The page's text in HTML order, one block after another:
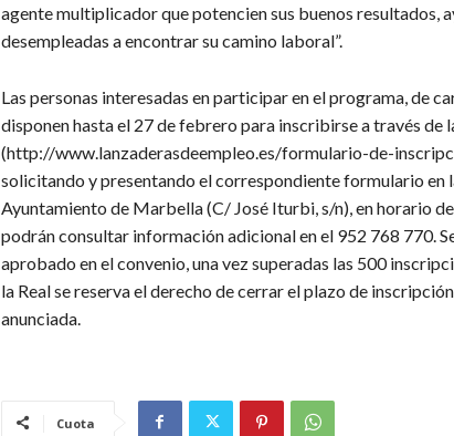
agente multiplicador que potencien sus buenos resultados,
desempleadas a encontrar su camino laboral”.
Las personas interesadas en participar en el programa, de
disponen hasta el 27 de febrero para inscribirse a través de
(http://www.lanzaderasdeempleo.es/formulario-de-
solicitando y presentando el correspondiente formulario en
Ayuntamiento de Marbella (C/ José Iturbi, s/n), en horario
podrán consultar información adicional en el 952 768 770.
aprobado en el convenio, una vez superadas las 500
la Real se reserva el derecho de cerrar el plazo de
anunciada.
Cuota